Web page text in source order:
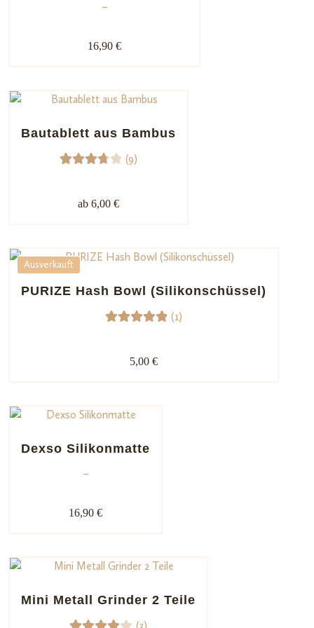
ungen
–
16,90 €
Bautablett aus Bambus
mit
basier
auf
(9)
ab 6,00 €
Ausverkauft
PURIZE Hash Bowl (Silikonschüssel)
5.00von
d auf
ewertun
(1)
5,00 €
Dexso Silikonmatte
–
16,90 €
Mini Metall Grinder 2 Teile
(3)